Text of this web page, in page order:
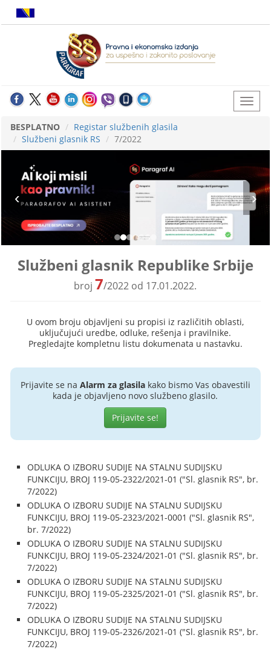
BESPLATNO
Registar službenih glasila
Službeni glasnik RS
7/2022
Službeni glasnik Republike Srbije
broj 7/2022 od 17.01.2022.
U ovom broju objavljeni su propisi iz različitih oblasti,
uključujući uredbe, odluke, rešenja i pravilnike.
Pregledajte kompletnu listu dokumenata u nastavku.
Prijavite se na Alarm za glasilakako bismo Vas obavestili
kada je objavljeno novo službeno glasilo.
Prijavite se!
ODLUKA O IZBORU SUDIJE NA STALNU SUDIJSKU
FUNKCIJU, BROJ 119-05-2322/2021-01 ("Sl. glasnik RS", br.
7/2022)
ODLUKA O IZBORU SUDIJE NA STALNU SUDIJSKU
FUNKCIJU, BROJ 119-05-2323/2021-0001 ("Sl. glasnik RS",
br. 7/2022)
ODLUKA O IZBORU SUDIJE NA STALNU SUDIJSKU
FUNKCIJU, BROJ 119-05-2324/2021-01 ("Sl. glasnik RS", br.
7/2022)
ODLUKA O IZBORU SUDIJE NA STALNU SUDIJSKU
FUNKCIJU, BROJ 119-05-2325/2021-01 ("Sl. glasnik RS", br.
7/2022)
ODLUKA O IZBORU SUDIJE NA STALNU SUDIJSKU
FUNKCIJU, BROJ 119-05-2326/2021-01 ("Sl. glasnik RS", br.
7/2022)